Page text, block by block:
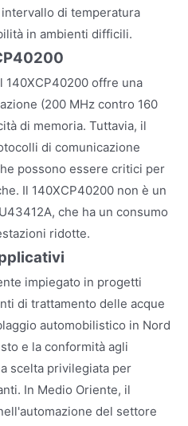
di temperatura
in ambienti difficili.
140XCP40200 offre una
(200 MHz contro 160
di memoria. Tuttavia, il
di comunicazione
possono essere critici per
Il 140XCP40200 non è un
che ha un consumo
ridotte.
impiegato in progetti
di trattamento delle acque
automobilistico in Nord
e la conformità agli
scelta privilegiata per
In Medio Oriente, il
del settore